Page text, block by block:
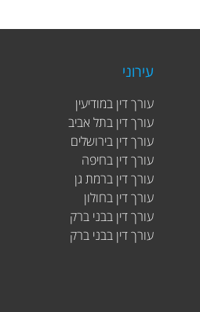
עירוני
עורך דין במודיעין
עורך דין בתל אביב
עורך דין בירושלים
עורך דין בחיפה
עורך דין ברמת גן
עורך דין בחולון
עורך דין בבני ברק
עורך דין בבני ברק